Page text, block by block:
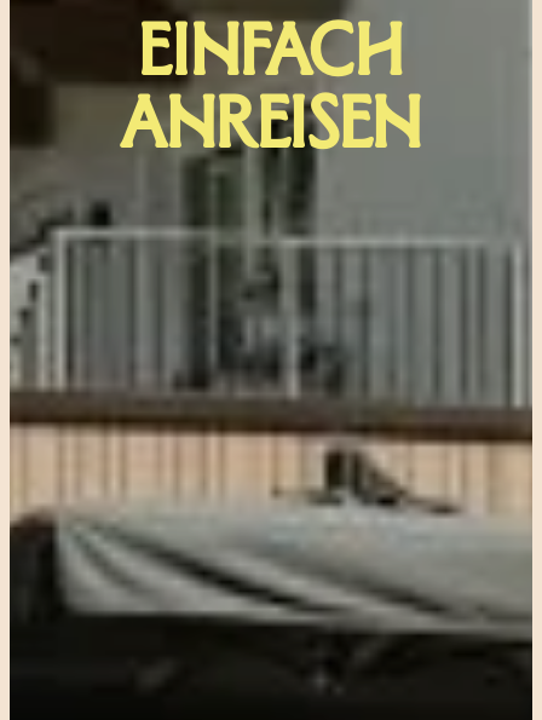
EINFACH
ANREISEN